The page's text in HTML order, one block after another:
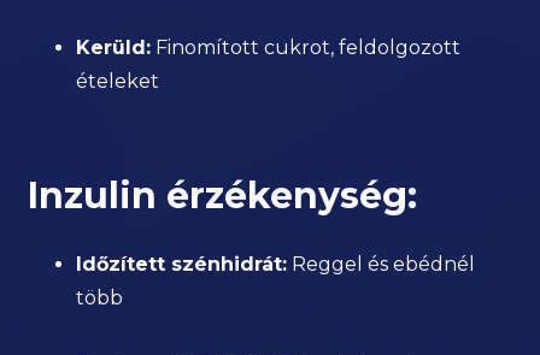
Kerüld: Finomított cukrot, feldolgozott
ételeket
Inzulin érzékenység:
Időzített szénhidrát: Reggel és ebédnél
több